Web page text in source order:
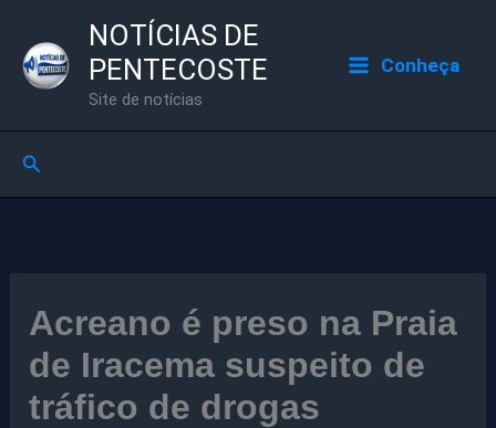
para
NOTÍCIAS DE
PENTECOSTE
Site de notícias
Conheça
Pesquisar
Acreano é preso na Praia
de Iracema suspeito de
tráfico de drogas